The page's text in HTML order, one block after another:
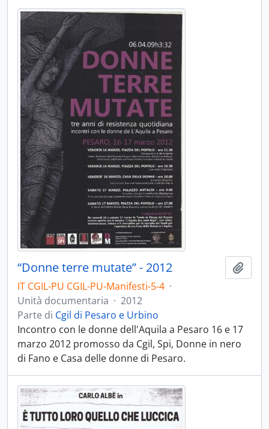
“Donne terre mutate” - 2012
IT CGIL-PU CGIL-PU-Manifesti-5-4 ·
Unità documentaria · 2012
Parte di Cgil di Pesaro e Urbino
Incontro con le donne dell'Aquila a Pesaro 16 e 17
marzo 2012 promosso da Cgil, Spi, Donne in nero
di Fano e Casa delle donne di Pesaro.